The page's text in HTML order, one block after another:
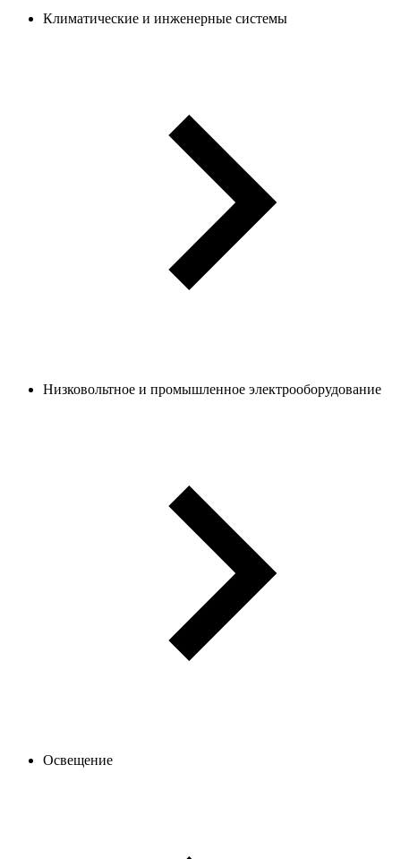
Климатические и инженерные системы
Низковольтное и промышленное электрооборудование
Освещение